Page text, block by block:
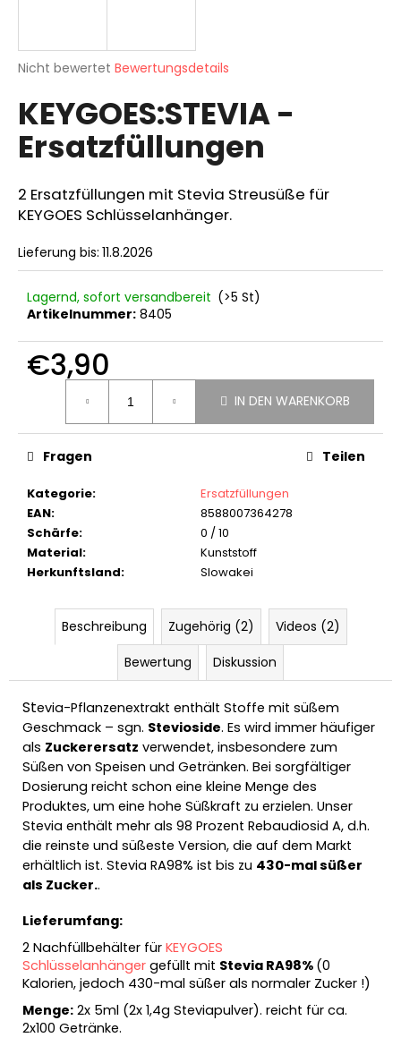
Die
Produktbewertung
ist
0,0
von
Sternen.
Nicht bewertet Bewertungsdetails
KEYGOES:STEVIA -
Ersatzfüllungen
2 Ersatzfüllungen mit Stevia Streusüße für
KEYGOES Schlüsselanhänger.
Lieferung bis: 11.8.2026
Lagernd, sofort versandbereit (>5 St)
Artikelnummer: 8405
€3,90
Verkaufspreis:
IN DEN WARENKORB
Kategorie:
Ersatzfüllungen
EAN:
8588007364278
Schärfe:
0 / 10
Material:
Kunststoff
Herkunftsland: Slowakei
Fragen Teilen
Beschreibung Zugehörig (2)
Videos (2)
Bewertung
Diskussion
Stevia-Pflanzenextrakt enthält Stoffe mit süßem
Geschmack – sgn. Stevioside. Es wird immer häufiger
als Zuckerersatz verwendet, insbesondere zum
Süßen von Speisen und Getränken. Bei sorgfältiger
Dosierung reicht schon eine kleine Menge des
Produktes, um eine hohe Süßkraft zu erzielen. Unser
Stevia enthält mehr als 98 Prozent Rebaudiosid A, d.h.
die reinste und süßeste Version, die auf dem Markt
erhältlich ist. Stevia RA98% ist bis zu 430-mal süßer
als Zucker..
Lieferumfang:
2 Nachfüllbehälter für KEYGOES
Schlüsselanhänger gefüllt mit Stevia RA98% (0
Kalorien, jedoch 430-mal süßer als normaler Zucker !)
Menge: 2x 5ml (2x 1,4g Steviapulver). reicht für ca.
2x100 Getränke.
SUCHEN
W
i
r
e
m
p
f
h
e
n
KEYGOES:CHILI
EDELSTAHL
€18,90